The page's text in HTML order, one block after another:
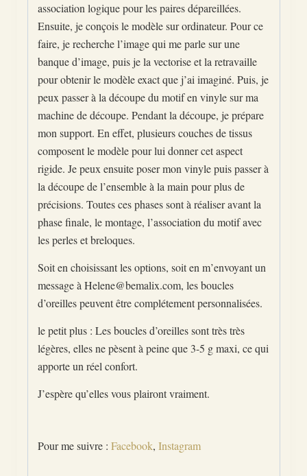
association logique pour les paires dépareillées.
Ensuite, je conçois le modèle sur ordinateur. Pour ce
faire, je recherche l’image qui me parle sur une
banque d’image, puis je la vectorise et la retravaille
pour obtenir le modèle exact que j’ai imaginé. Puis, je
peux passer à la découpe du motif en vinyle sur ma
machine de découpe. Pendant la découpe, je prépare
mon support. En effet, plusieurs couches de tissus
composent le modèle pour lui donner cet aspect
rigide. Je peux ensuite poser mon vinyle puis passer à
la découpe de l’ensemble à la main pour plus de
précisions. Toutes ces phases sont à réaliser avant la
phase finale, le montage, l’association du motif avec
les perles et breloques.
Soit en choisissant les options, soit en m’envoyant un
message à Helene@bemalix.com, les boucles
d’oreilles peuvent être complétement personnalisées.
le petit plus : Les boucles d’oreilles sont très très
légères, elles ne pèsent à peine que 3-5 g maxi, ce qui
apporte un réel confort.
J’espère qu’elles vous plairont vraiment.
Pour me suivre : Facebook, Instagram